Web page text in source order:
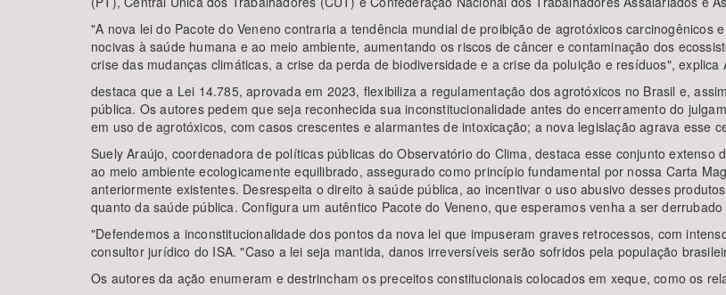
"A nova lei do Pacote do Veneno contraria a tendência mundial de proibição de agrotóxicos carcinogênicos
nocivas à saúde humana e ao meio ambiente, aumentando os riscos de câncer e contaminação dos
crise das mudanças climáticas, a crise da perda de biodiversidade e a crise da poluição e resíduos",
destaca que a Lei 14.785, aprovada em 2023, flexibiliza a regulamentação dos agrotóxicos no Brasil e,
pública. Os autores pedem que seja reconhecida sua inconstitucionalidade antes do encerramento do
em uso de agrotóxicos, com casos crescentes e alarmantes de intoxicação; a nova legislação agrava esse
Suely Araújo, coordenadora de políticas públicas do Observatório do Clima, destaca esse conjunto
ao meio ambiente ecologicamente equilibrado, assegurado como princípio fundamental por nossa Carta
anteriormente existentes. Desrespeita o direito à saúde pública, ao incentivar o uso abusivo desses
quanto da saúde pública. Configura um autêntico Pacote do Veneno, que esperamos venha a ser
"Defendemos a inconstitucionalidade dos pontos da nova lei que impuseram graves retrocessos, com
consultor jurídico do ISA. "Caso a lei seja mantida, danos irreversíveis serão sofridos pela população
Os autores da ação enumeram e destrincham os preceitos constitucionais colocados em xeque, como os